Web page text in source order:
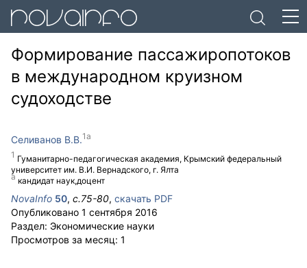
Формирование пассажиропотоков
в международном круизном
судоходстве
Селиванов В.В.
Гуманитарно-педагогическая академия, Крымский федеральный
университет им. В.И. Вернадского, г. Ялта
кандидат наук,доцент
NovaInfo 50, с.75-80, скачать PDF
Опубликовано 1 сентября 2016
Раздел: Экономические науки
Просмотров за месяц: 1